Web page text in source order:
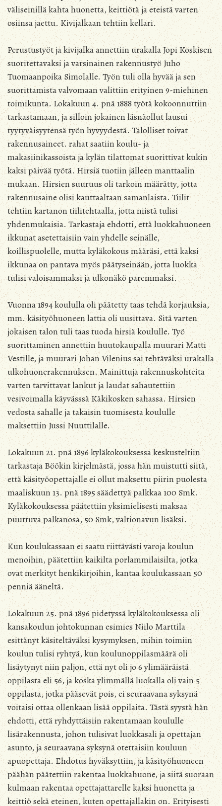
väliseinillä kahta huonetta, keittiötä ja eteistä varten
osiinsa jaettu. Kivijalkaan tehtiin kellari.
Perustustyöt ja kivijalka annettiin urakalla Jopi Koskisen
suoritettavaksi ja varsinainen rakennustyö Juho
Tuomaanpoika Simolalle. Työn tuli olla hyvää ja sen
suorittamista valvomaan valittiin erityinen 9-miehinen
toimikunta. Lokakuun 4. pnä 1888 työtä kokoonnuttiin
tarkastamaan, ja silloin jokainen läsnäollut lausui
tyytyväisyytensä työn hyvyydestä. Talolliset toivat
rakennusaineet. rahat saatiin koulu- ja
makasiinikassoista ja kylän tilattomat suorittivat kukin
kaksi päivää työtä. Hirsiä tuotiin jälleen manttaalin
mukaan. Hirsien suuruus oli tarkoin määrätty, jotta
rakennusaine olisi kauttaaltaan samanlaista. Tiilit
tehtiin kartanon tiilitehtaalla, jotta niistä tulisi
yhdenmukaisia. Tarkastaja ehdotti, että luokkahuoneen
ikkunat asetettaisiin vain yhdelle seinälle,
koillispuolelle, mutta kyläkokous määräsi, että kaksi
ikkunaa on pantava myös päätyseinään, jotta luokka
tulisi valoisammaksi ja ulkonäkö paremmaksi.
Vuonna 1894 koululla oli päätetty taas tehdä korjauksia,
mm. käsityöhuoneen lattia oli uusittava. Sitä varten
jokaisen talon tuli taas tuoda hirsiä koululle. Työ
suorittaminen annettiin huutokaupalla muurari Matti
Vestille, ja muurari Johan Vilenius sai tehtäväksi urakalla
ulkohuonerakennuksen. Mainittuja rakennuskohteita
varten tarvittavat lankut ja laudat sahautettiin
vesivoimalla käyvässsä Käkikosken sahassa. Hirsien
vedosta sahalle ja takaisin tuomisesta koululle
maksettiin Jussi Nuuttilalle.
Lokakuun 21. pnä 1896 kyläkokouksessa keskusteltiin
tarkastaja Böökin kirjelmästä, jossa hän muistutti siitä,
että käsityöopettajalle ei ollut maksettu piirin puolesta
maaliskuun 13. pnä 1895 säädettyä palkkaa 100 Smk.
Kyläkokouksessa päätettiin yksimielisesti maksaa
puuttuva palkanosa, 50 Smk, valtionavun lisäksi.
Kun koulukassaan ei saatu riittävästi varoja koulun
menoihin, päätettiin kaikilta porlammilaisilta, jotka
ovat merkityt henkikirjoihin, kantaa koulukassaan 50
penniä ääneltä.
Lokakuun 25. pnä 1896 pidetyssä kyläkokouksessa oli
kansakoulun johtokunnan esimies Niilo Marttila
esittänyt käsiteltäväksi kysymyksen, mihin toimiin
koulun tulisi ryhtyä, kun koulunoppilasmäärä oli
lisäytynyt niin paljon, että nyt oli jo 6 ylimääräistä
oppilasta eli 56, ja koska ylimmällä luokalla oli vain 5
oppilasta, jotka pääsevät pois, ei seuraavana syksynä
voitaisi ottaa ollenkaan lisää oppilaita. Tästä syystä hän
ehdotti, että ryhdyttäisiin rakentamaan koululle
lisärakennusta, johon tulisivat luokkasali ja opettajan
asunto, ja seuraavana syksynä otettaisiin kouluun
apuopettaja. Ehdotus hyväksyttiin, ja käsityöhuoneen
päähän päätettiin rakentaa luokkahuone, ja siitä suoraan
kulmaan rakentaa opettajattarelle kaksi huonetta ja
keittiö sekä eteinen, kuten opettajallakin on. Erityisesti